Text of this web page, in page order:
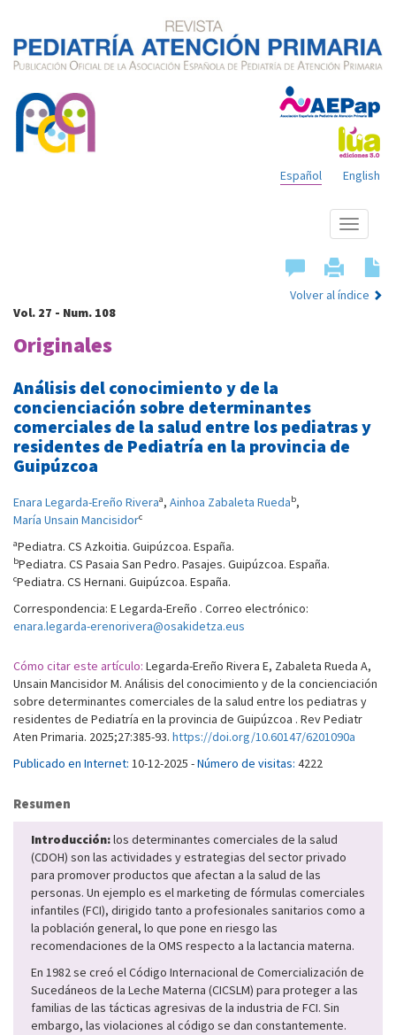
English
Español
Mostrar
menú
Volver al índice
Vol. 27 - Num. 108
Originales
Análisis del conocimiento y de la
concienciación sobre determinantes
comerciales de la salud entre los pediatras y
residentes de Pediatría en la provincia de
Guipúzcoa
Enara Legarda-Ereño Riveraa, Ainhoa Zabaleta Ruedab,
María Unsain Mancisidorc
aPediatra. CS Azkoitia. Guipúzcoa. España.
bPediatra. CS Pasaia San Pedro. Pasajes. Guipúzcoa. España.
cPediatra. CS Hernani. Guipúzcoa. España.
Correspondencia: E Legarda-Ereño . Correo electrónico:
enara.legarda-erenorivera@osakidetza.eus
Cómo citar este artículo: Legarda-Ereño Rivera E, Zabaleta Rueda A,
Unsain Mancisidor M. Análisis del conocimiento y de la concienciación
sobre determinantes comerciales de la salud entre los pediatras y
residentes de Pediatría en la provincia de Guipúzcoa . Rev Pediatr
Aten Primaria. 2025;27:385-93. https://doi.org/10.60147/6201090a
Publicado en Internet: 10-12-2025 -Número de visitas: 4222
Resumen
Introducción:los determinantes comerciales de la salud
(CDOH) son las actividades y estrategias del sector privado
para promover productos que afectan a la salud de las
personas. Un ejemplo es el marketing de fórmulas comerciales
infantiles (FCI), dirigido tanto a profesionales sanitarios como a
la población general, lo que pone en riesgo las
recomendaciones de la OMS respecto a la lactancia materna.
En 1982 se creó el Código Internacional de Comercialización de
Sucedáneos de la Leche Materna (CICSLM) para proteger a las
familias de las tácticas agresivas de la industria de FCI. Sin
embargo, las violaciones al código se dan constantemente.